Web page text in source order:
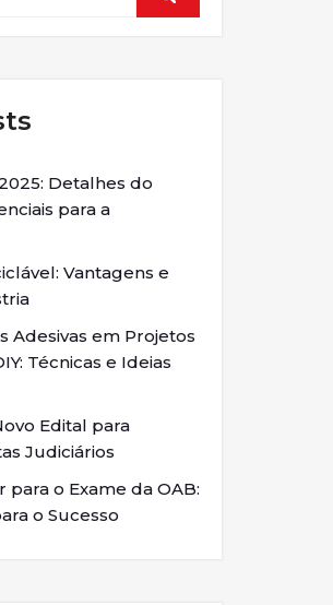
Detalhes do
para a
Vantagens e
Adesivas em Projetos
Técnicas e Ideias
Edital para
Judiciários
para o Exame da OAB:
o Sucesso